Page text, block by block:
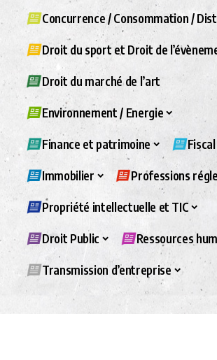
Concurrence / Consommation /
Droit du sport et Droit de
Droit du marché de l’art
Environnement / Energie
Finance et patrimoine Fiscal
Immobilier Professions
Propriété intellectuelle et TIC
Droit Public Ressources
Transmission d’entreprise